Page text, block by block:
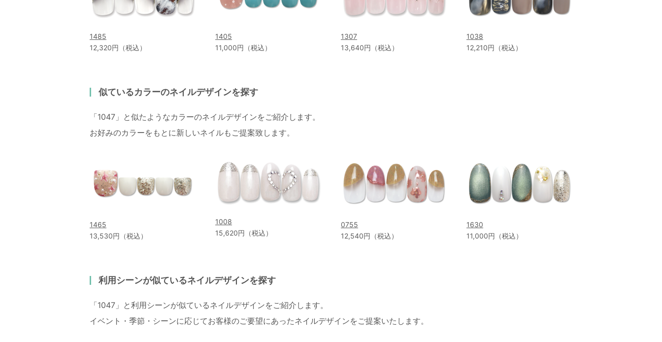
1485
12,320円（税込）
1405
11,000円（税込）
1307
13,640円（税込）
1038
12,210円（税込）
似ているカラーのネイルデザインを探す
「1047」と似たようなカラーのネイルデザインをご紹介します。
お好みのカラーをもとに新しいネイルもご提案致します。
1465
13,530円（税込）
1008
15,620円（税込）
0755
12,540円（税込）
1630
11,000円（税込）
利用シーンが似ているネイルデザインを探す
「1047」と利用シーンが似ているネイルデザインをご紹介します。
イベント・季節・シーンに応じてお客様のご要望にあったネイルデザインをご提案いたします。